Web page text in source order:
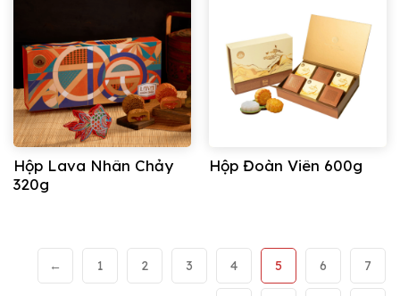
Hộp Lava Nhân Chảy
320g
Hộp Đoàn Viên 600g
← 1 2 3 4 5 6 7